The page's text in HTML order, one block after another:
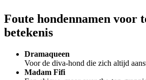
Foute hondennamen voor
betekenis
Dramaqueen
Voor de diva-hond die zich altijd
Madam Fifi